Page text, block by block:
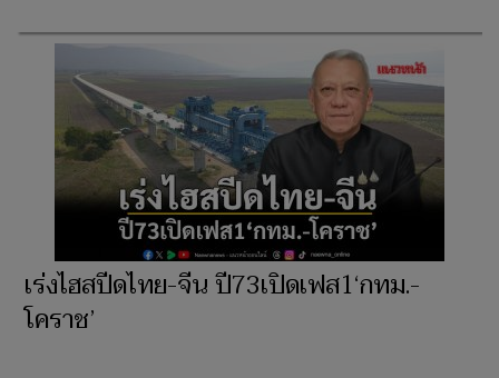
เร่งไฮสปีดไทย-จีน ปี73เปิดเฟส1‘กทม.-
โคราช’